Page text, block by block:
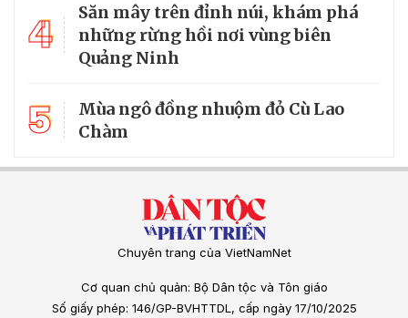
4
Săn mây trên đỉnh núi, khám phá
những rừng hồi nơi vùng biên
Quảng Ninh
5
Mùa ngô đồng nhuộm đỏ Cù Lao
Chàm
Chuyên trang của VietNamNet
Cơ quan chủ quản: Bộ Dân tộc và Tôn giáo
Số giấy phép: 146/GP-BVHTTDL, cấp ngày 17/10/2025